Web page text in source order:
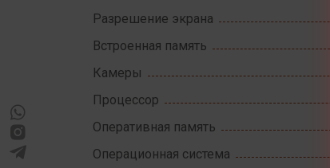
Разрешение экрана
Встроенная память
Камеры
Процессор
Оперативная память
Операционная система